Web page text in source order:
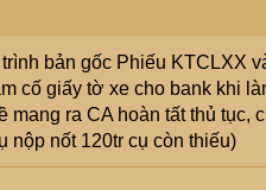
bản gốc Phiếu KTCLXX
cố giấy tờ xe cho bank khi
ra CA hoàn tất thủ tục,
nộp nốt 120tr cụ còn thiếu)